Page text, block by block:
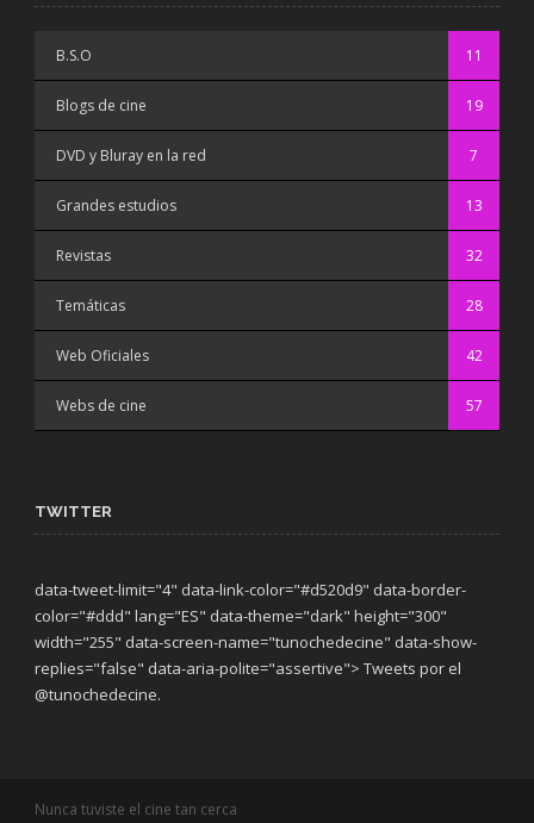
B.S.O 11
Blogs de cine 19
DVD y Bluray en la red 7
Grandes estudios 13
Revistas 32
Temáticas 28
Web Oficiales 42
Webs de cine 57
TWITTER
data-tweet-limit="4" data-link-color="#d520d9" data-border-
color="#ddd" lang="ES" data-theme="dark" height="300"
width="255" data-screen-name="tunochedecine" data-show-
replies="false" data-aria-polite="assertive"> Tweets por el
@tunochedecine.
Nunca tuviste el cine tan cerca